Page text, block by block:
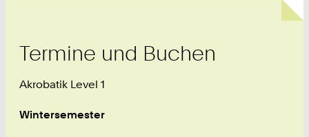
Termine und Buchen
Akrobatik Level 1
Wintersemester